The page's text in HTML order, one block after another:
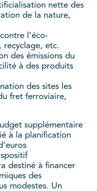
nette des
de la nature,
l’éco-
recyclage, etc.
des émissions du
à des produits
des sites les
fret ferroviaire,
supplémentaire
à la planification
destiné à financer
des
modestes. Un